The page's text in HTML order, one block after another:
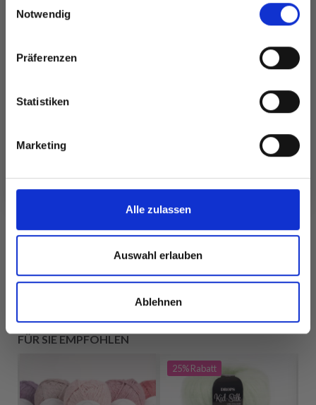
Notwendig
Präferenzen
Statistiken
Marketing
Alle zulassen
Auswahl erlauben
Ablehnen
DROPS PARIS
EUR 1.25
Alle Optionen
DROPS PUNA
Alle Optionen
FÜR SIE EMPFOHLEN
25%Rabatt
und erhalte exklusiven Zugang zu